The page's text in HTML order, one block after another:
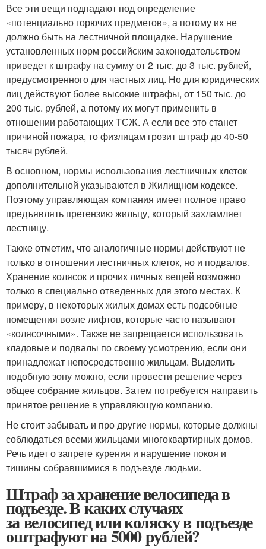
Все эти вещи подпадают под определение
«потенциально горючих предметов», а потому их не
должно быть на лестничной площадке. Нарушение
установленных норм российским законодательством
приведет к штрафу на сумму от 2 тыс. до 3 тыс. рублей,
предусмотренного для частных лиц. Но для юридических
лиц действуют более высокие штрафы, от 150 тыс. до
200 тыс. рублей, а потому их могут применить в
отношении работающих ТСЖ. А если все это станет
причиной пожара, то физлицам грозит штраф до 40-50
тысяч рублей.
В основном, нормы использования лестничных клеток
дополнительной указываются в Жилищном кодексе.
Поэтому управляющая компания имеет полное право
предъявлять претензию жильцу, который захламляет
лестницу.
Также отметим, что аналогичные нормы действуют не
только в отношении лестничных клеток, но и подвалов.
Хранение колясок и прочих личных вещей возможно
только в специально отведенных для этого местах. К
примеру, в некоторых жилых домах есть подсобные
помещения возле лифтов, которые часто называют
«колясочными». Также не запрещается использовать
кладовые и подвалы по своему усмотрению, если они
принадлежат непосредственно жильцам. Выделить
подобную зону можно, если провести решение через
общее собрание жильцов. Затем потребуется направить
принятое решение в управляющую компанию.
Не стоит забывать и про другие нормы, которые должны
соблюдаться всеми жильцами многоквартирных домов.
Речь идет о запрете курения и нарушение покоя и
тишины собравшимися в подъезде людьми.
Штраф за хранение велосипеда в
подъезде. В каких случаях
за велосипед или коляску в подъезде
оштрафуют на 5000 рублей?